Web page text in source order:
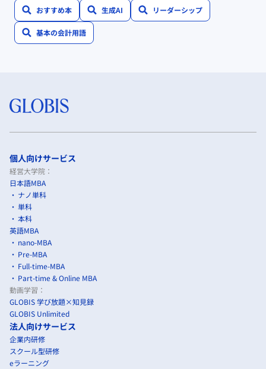
おすすめ本 生成AI リーダーシップ
基本の会計用語
個人向けサービス
経営大学院：
日本語MBA
ナノ単科
単科
本科
英語MBA
nano-MBA
Pre-MBA
Full-time-MBA
Part-time & Online MBA
動画学習：
GLOBIS 学び放題×知見録
GLOBIS Unlimited
法人向けサービス
企業内研修
スクール型研修
eラーニング